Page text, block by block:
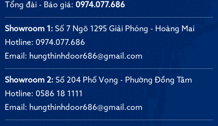
Tổng đài - Báo giá: 0974.077.686
Showroom 1: Số 7 Ngõ 1295 Giải Phóng - Hoàng Mai
Hotline: 0974.077.686
Email: hungthinhdoor686@gmail.com
Showroom 2: Số 204 Phố Vọng - Phường Đồng Tâm
Hotline: 0586 18 1111
Email: hungthinhdoor686@gmail.com